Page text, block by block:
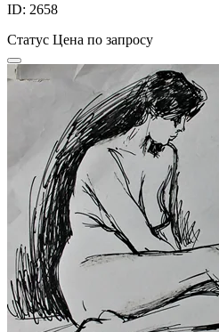
ID: 2658
Статус Цена по запросу